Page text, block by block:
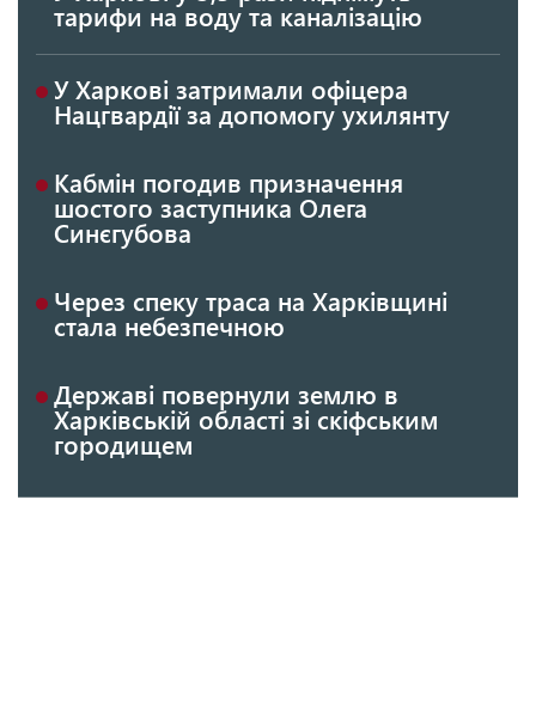
тарифи на воду та каналізацію
У Харкові затримали офіцера
Нацгвардії за допомогу ухилянту
Кабмін погодив призначення
шостого заступника Олега
Синєгубова
Через спеку траса на Харківщині
стала небезпечною
Державі повернули землю в
Харківській області зі скіфським
городищем